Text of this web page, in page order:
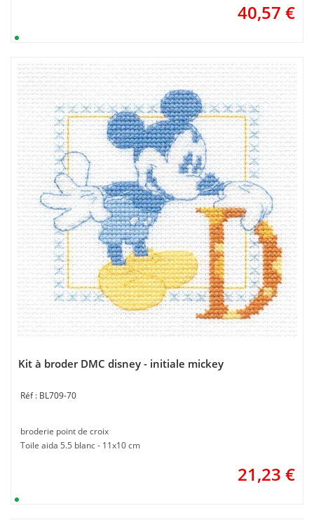
40,57 €
Kit à broder DMC disney - initiale mickey
BL709-70
broderie point de croix
Toile aida 5.5 blanc - 11x10 cm
21,23 €